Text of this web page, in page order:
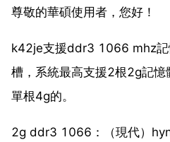
尊敬的華碩使用者，您好！
k42je支援ddr3 1066 mhz記
槽，系統最高支援2根2g記
單根4g的。
2g ddr3 1066：（現代）